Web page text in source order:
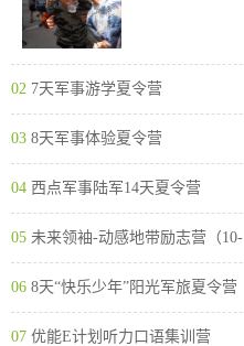
02 7天军事游学夏令营
03 8天军事体验夏令营
04 西点军事陆军14天夏令营
05 未来领袖-动感地带励志营（10-
06 8天“快乐少年”阳光军旅夏令营
07 优能E计划听力口语集训营